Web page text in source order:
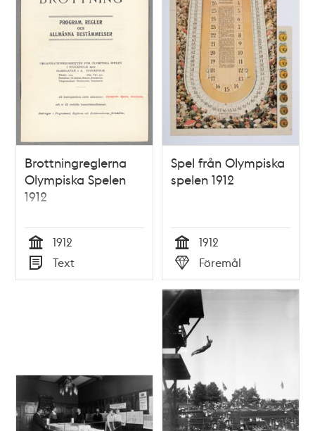
Brottningreglerna
Olympiska Spelen
1912
Tid
1912
Typ
Text
Spel från Olympiska
spelen 1912
Tid
1912
Typ
Föremål